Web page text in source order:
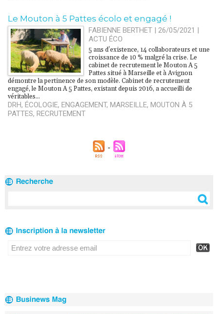
Le Mouton à 5 Pattes écolo et engagé !
FABIENNE BERTHET | 26/05/2021 |
ACTU ÉCO
5 ans d’existence, 14 collaborateurs et une
croissance de 10 % malgré la crise. Le
cabinet de recrutement le Mouton A 5
Pattes situé à Marseille et à Avignon
démontre la pertinence de son modèle. Cabinet de recrutement
engagé, le Mouton A 5 Pattes, existant depuis 2016, a accueilli de
véritables...
DRH, ÉCOLOGIE, ENGAGEMENT, MARSEILLE, MOUTON À 5
PATTES, RECRUTEMENT